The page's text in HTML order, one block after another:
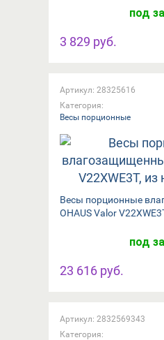
под
3 829 руб.
Артикул: 28325616
Категория:
Весы порционные
Весы порционные
OHAUS Valor
под
23 616 руб.
Артикул: 2832569343
Категория: